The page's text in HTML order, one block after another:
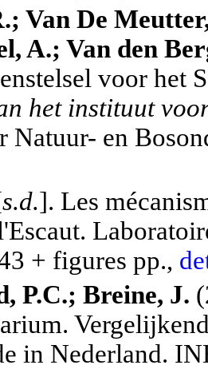
Van De
A.; Van den
voor het
het instituut
Natuur- en
s.d.]. Les
+ figures pp.,
P.C.; Breine, J.
in Nederland.